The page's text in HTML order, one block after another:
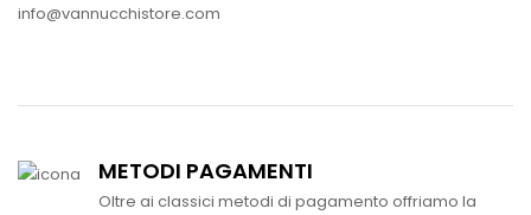
info@vannucchistore.com
METODI PAGAMENTI
Oltre ai classici metodi di pagamento offriamo la